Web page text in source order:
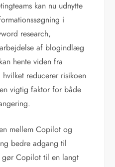
kan nu udnytte
i
research,
af blogindlæg
hente viden fra
reducerer risikoen
vigtig faktor for både
mellem Copilot og
bedre adgang til
Copilot til en langt